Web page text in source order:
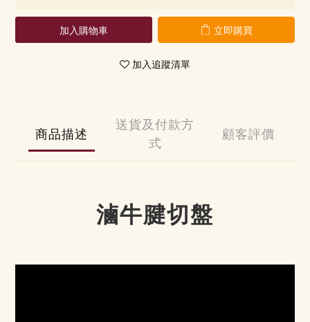
加入購物車 立即購買
加入追蹤清單
商品描述
送貨及付款方
式
顧客評價
滷牛腱切盤